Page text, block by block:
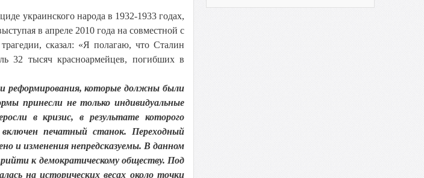
украинского народа в 1932-1933 годах,
в апреле 2010 года на совместной с
сказал: «Я полагаю, что Сталин
32 тысяч красноармейцев, погибших в
реформирования, которые должны были
принесли не только индивидуальные
в кризис, в результате которого
печатный станок. Переходный
и изменения непредсказуемы. В данном
к демократическому обществу. Под
на исторических весах около точки